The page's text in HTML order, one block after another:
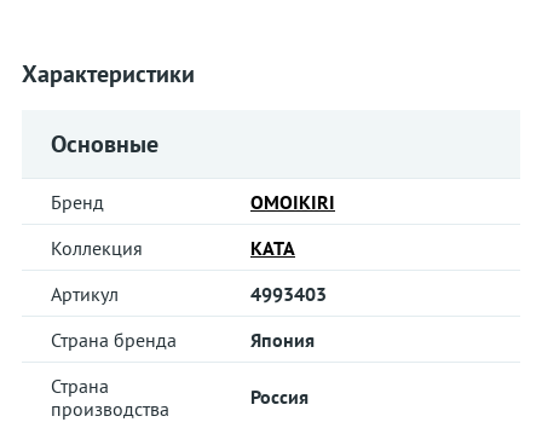
Характеристики
Основные
Бренд
OMOIKIRI
Коллекция
KATA
Артикул
4993403
Страна бренда
Япония
Страна
производства
Россия